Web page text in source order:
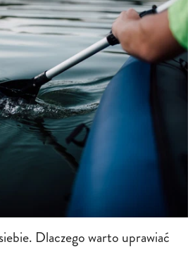
Dlaczego warto uprawiać